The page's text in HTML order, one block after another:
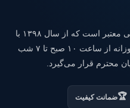
دوتز یک موسسه تحقیقاتی و آموزشی معتبر است که از سال ۱۳۹۸ با
حضور اساتید برتر و تیم متخصص، روزانه از ساعت ۱۰ صبح تا ۷ شب
محترم قرار می‌گیرد.
🏆ضمانت کیفیت